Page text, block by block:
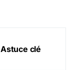
Astuce clé